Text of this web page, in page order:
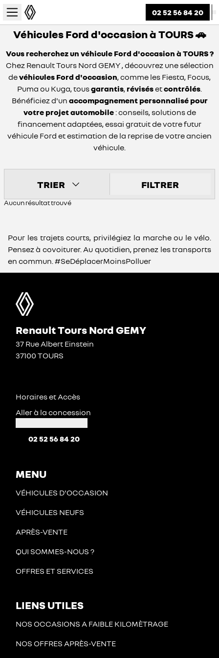
02 52 56 84 20
Véhicules Ford d'occasion à TOURS 🚗
Vous recherchez un véhicule Ford d'occasion à TOURS ?
Chez Renault Tours Nord GEMY , découvrez une sélection
devéhicules Ford d'occasion, comme les Fiesta, Focus,
Puma ou Kuga, tousgarantis, révisésetcontrôlés.
Bénéficiez d'un accompagnement personnalisé pour
votre projet automobile: conseils, solutions de
financement adaptées, essai gratuit de votre futur
véhicule Ford et estimation de la reprise de votre ancien
véhicule.
TRIER FILTRER
Aucun résultat trouvé
Pour les trajets courts, privilégiez la marche ou le vélo.
Pensez à covoiturer. Au quotidien, prenez les transports
en commun. #SeDéplacerMoinsPolluer
Renault Tours Nord GEMY
37 Rue Albert Einstein
37100 TOURS
Horaires et Accès
Aller à la concession
02 52 56 84 20
MENU
VÉHICULES D'OCCASION
VÉHICULES NEUFS
APRÈS-VENTE
QUI SOMMES-NOUS ?
OFFRES ET SERVICES
LIENS UTILES
NOS OCCASIONS A FAIBLE KILOMÈTRAGE
NOS OFFRES APRÈS-VENTE